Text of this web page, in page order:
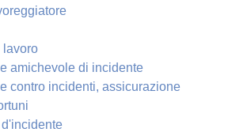
lavoro
amichevole di incidente
contro incidenti, assicurazione